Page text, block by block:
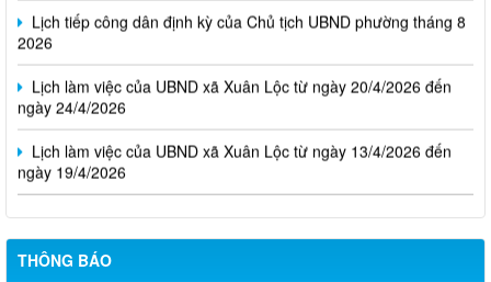
Lịch tiếp công dân định kỳ của Chủ tịch UBND phường tháng 8
2026
Lịch làm việc của UBND xã Xuân Lộc từ ngày 20/4/2026 đến
ngày 24/4/2026
Lịch làm việc của UBND xã Xuân Lộc từ ngày 13/4/2026 đến
ngày 19/4/2026
THÔNG BÁO